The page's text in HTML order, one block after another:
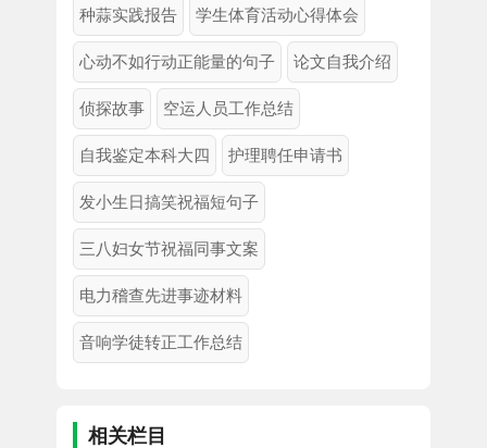
种蒜实践报告 学生体育活动心得体会
心动不如行动正能量的句子 论文自我介绍
侦探故事 空运人员工作总结
自我鉴定本科大四 护理聘任申请书
发小生日搞笑祝福短句子
三八妇女节祝福同事文案
电力稽查先进事迹材料
音响学徒转正工作总结
相关栏目